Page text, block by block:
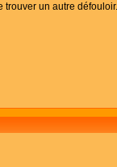
trouver un autre défouloir.